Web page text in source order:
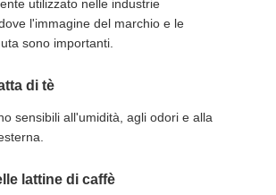
utilizzato nelle industrie
l'immagine del marchio e le
sono importanti.
di tè
sensibili all'umidità, agli odori e alla
lattine di caffè